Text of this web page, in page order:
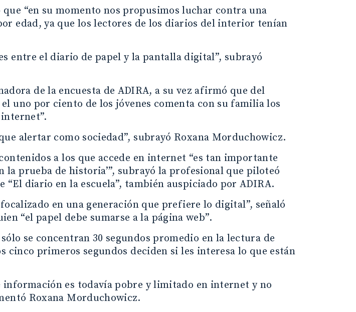
“en su momento nos propusimos luchar contra una
edad, ya que los lectores de los diarios del interior tenían
entre el diario de papel y la pantalla digital”, subrayó
de la encuesta de ADIRA, a su vez afirmó que del
uno por ciento de los jóvenes comenta con su familia los
alertar como sociedad”, subrayó Roxana Morduchowicz.
a los que accede en internet “es tan importante
la prueba de historia’”, subrayó la profesional que piloteó
“El diario en la escuela”, también auspiciado por ADIRA.
en una generación que prefiere lo digital”, señaló
“el papel debe sumarse a la página web”.
se concentran 30 segundos promedio en la lectura de
cinco primeros segundos deciden si les interesa lo que están
información es todavía pobre y limitado en internet y no
Roxana Morduchowicz.